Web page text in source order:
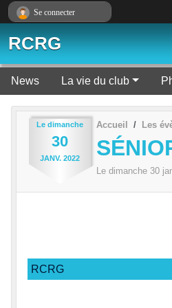
RCRG
News La vie du club
Le dimanche
30
JANV. 2022
Accueil Les
Le dimanche 30
RCRG
Se connecter
Panneau de gestion des cookies